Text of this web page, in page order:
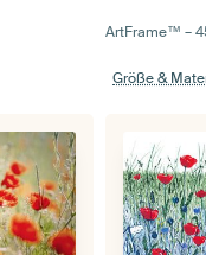
ArtFrame™ –
Größe &